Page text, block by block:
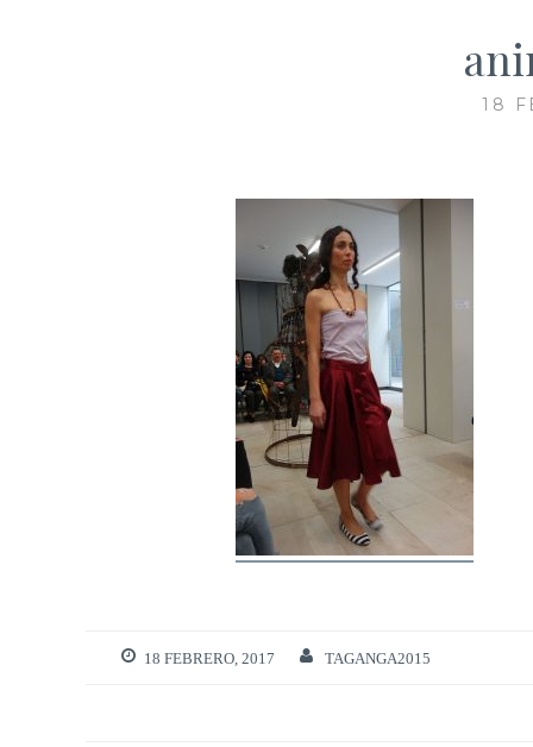
18
18 FEBRERO, 2017 TAGANGA2015